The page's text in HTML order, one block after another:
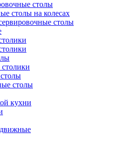
столы
столы на колесах
столы
столы
кухни